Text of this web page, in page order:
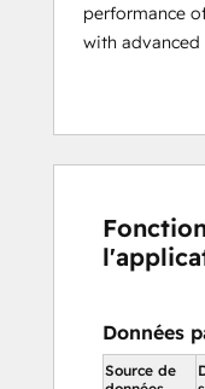
performance
with
Données
Source de